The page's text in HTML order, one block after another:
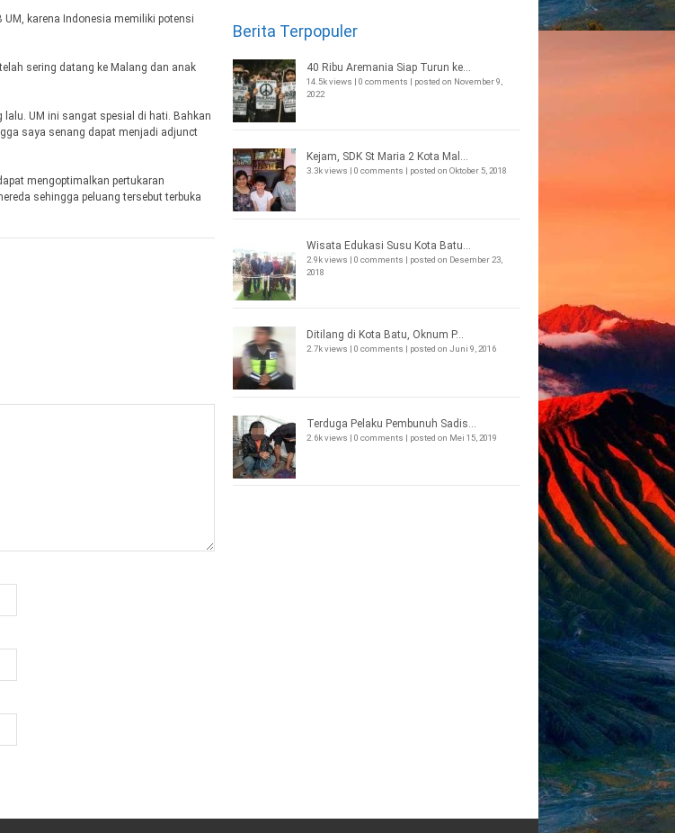
UM, karena Indonesia memiliki potensi
sering datang ke Malang dan anak
UM ini sangat spesial di hati. Bahkan
saya senang dapat menjadi adjunct
mengoptimalkan pertukaran
sehingga peluang tersebut terbuka
Berita Terpopuler
40 Ribu Aremania Siap Turun ke...
14.5k views | 0 comments | posted on November 9,
2022
Kejam, SDK St Maria 2 Kota Mal...
3.3k views | 0 comments | posted on Oktober 5, 2018
Wisata Edukasi Susu Kota Batu...
2.9k views | 0 comments | posted on Desember 23,
2018
Ditilang di Kota Batu, Oknum P...
2.7k views | 0 comments | posted on Juni 9, 2016
Terduga Pelaku Pembunuh Sadis...
2.6k views | 0 comments | posted on Mei 15, 2019